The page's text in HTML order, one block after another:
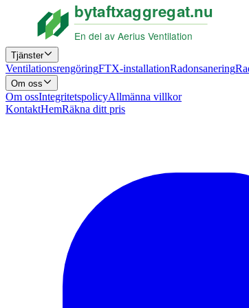
Tjänster
VentilationsrengöringFTX-installationRadonsanering
Om oss
Om ossIntegritetspolicyAllmänna villkor
KontaktHemRäkna ditt pris